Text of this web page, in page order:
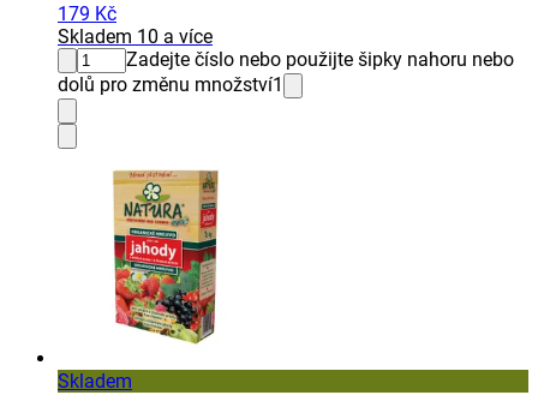
179 Kč
Skladem 10 a více
Zadejte číslo nebo použijte šipky nahoru nebo
dolů pro změnu množství1
Skladem